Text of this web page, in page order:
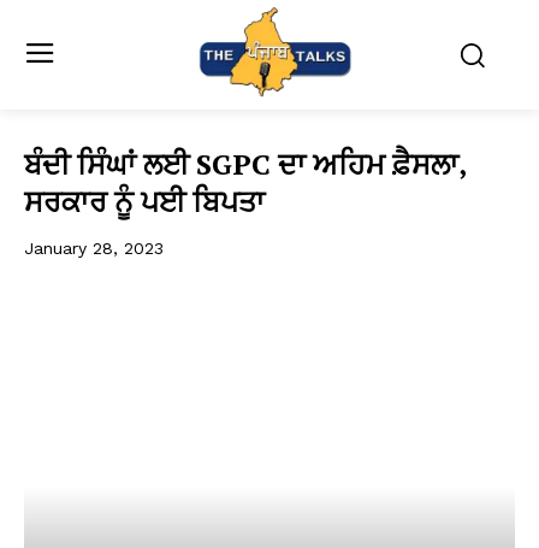
ਬੰਦੀ ਸਿੰਘਾਂ ਲਈ SGPC ਦਾ ਅਹਿਮ ਫ਼ੈਸਲਾ,
ਸਰਕਾਰ ਨੂੰ ਪਈ ਬਿਪਤਾ
January 28, 2023